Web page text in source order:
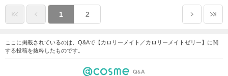
1 2
ここに掲載されているのは、Q&Aで【カロリーメイト／カロリーメイトゼリー】に関
する投稿を抜粋したものです。